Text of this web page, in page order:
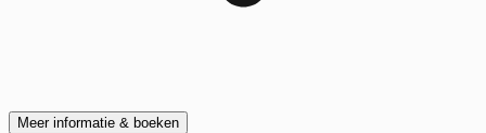
Meer informatie & boeken